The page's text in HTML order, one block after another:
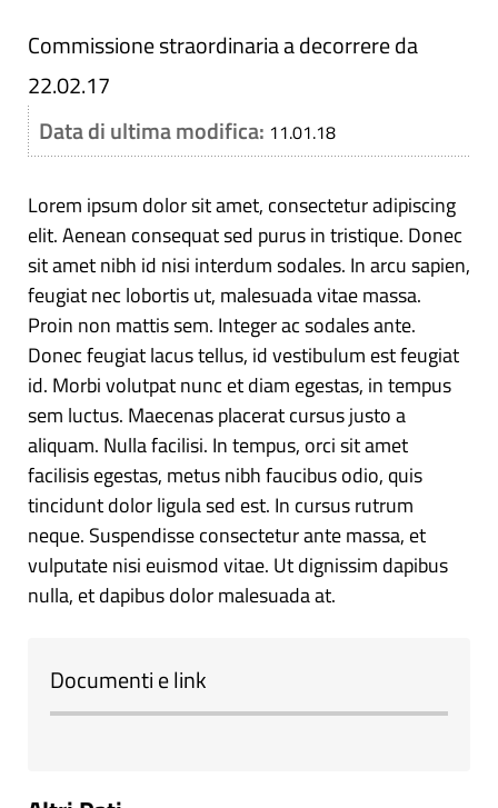
Commissione straordinaria a decorrere da
22.02.17
Data di ultima modifica: 11.01.18
Lorem ipsum dolor sit amet, consectetur adipiscing
elit. Aenean consequat sed purus in tristique. Donec
sit amet nibh id nisi interdum sodales. In arcu sapien,
feugiat nec lobortis ut, malesuada vitae massa.
Proin non mattis sem. Integer ac sodales ante.
Donec feugiat lacus tellus, id vestibulum est feugiat
id. Morbi volutpat nunc et diam egestas, in tempus
sem luctus. Maecenas placerat cursus justo a
aliquam. Nulla facilisi. In tempus, orci sit amet
facilisis egestas, metus nibh faucibus odio, quis
tincidunt dolor ligula sed est. In cursus rutrum
neque. Suspendisse consectetur ante massa, et
vulputate nisi euismod vitae. Ut dignissim dapibus
nulla, et dapibus dolor malesuada at.
Documenti e link